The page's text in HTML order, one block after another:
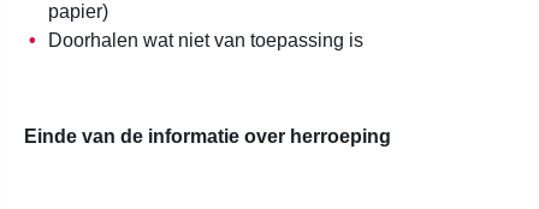
papier)
Doorhalen wat niet van toepassing is
Einde van de informatie over herroeping